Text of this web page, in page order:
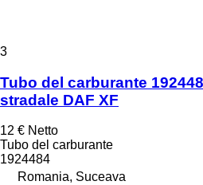
3
Tubo del carburante
stradale DAF XF
12 € Netto
Tubo del carburante
1924484
Romania, Suceava